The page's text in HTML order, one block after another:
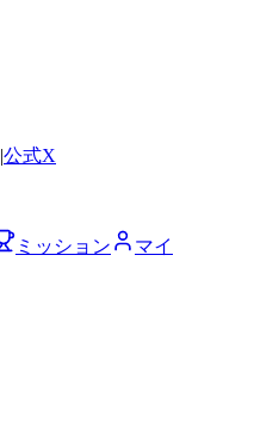
|公式X
ミッション マイ